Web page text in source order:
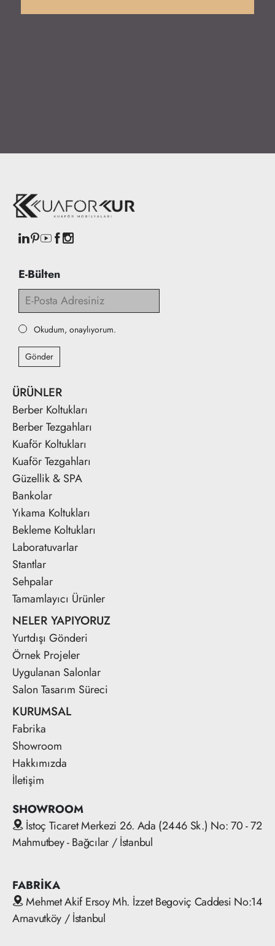
E-Bülten
Okudum, onaylıyorum.
Gönder
ÜRÜNLER
Berber Koltukları
Berber Tezgahları
Kuaför Koltukları
Kuaför Tezgahları
Güzellik & SPA
Bankolar
Yıkama Koltukları
Bekleme Koltukları
Laboratuvarlar
Stantlar
Sehpalar
Tamamlayıcı Ürünler
NELER YAPIYORUZ
Yurtdışı Gönderi
Örnek Projeler
Uygulanan Salonlar
Salon Tasarım Süreci
KURUMSAL
Fabrika
Showroom
Hakkımızda
İletişim
SHOWROOM
İstoç Ticaret Merkezi 26. Ada (2446 Sk.) No: 70 - 72
Mahmutbey - Bağcılar / İstanbul
FABRİKA
Mehmet Akif Ersoy Mh. İzzet Begoviç Caddesi No:14
Arnavutköy / İstanbul